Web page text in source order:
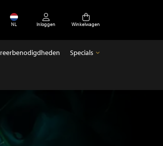
NL Inloggen Winkelwagen
Specials